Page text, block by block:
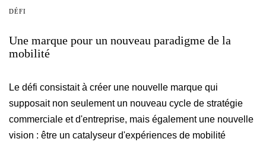
DÉFI
Une marque pour un nouveau paradigme de la
mobilité
Le défi consistait à créer une nouvelle marque qui
supposait non seulement un nouveau cycle de stratégie
commerciale et d'entreprise, mais également une nouvelle
vision : être un catalyseur d'expériences de mobilité